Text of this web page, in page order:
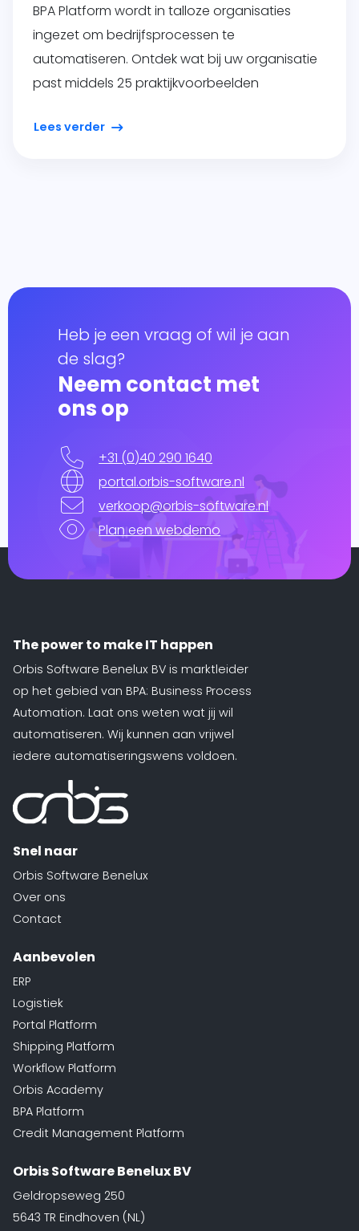
BPA Platform wordt in talloze organisaties
ingezet om bedrijfsprocessen te
automatiseren. Ontdek wat bij uw organisatie
past middels 25 praktijkvoorbeelden
Lees verder
Heb je een vraag of wil je aan
de slag?
Neem contact met
ons op
+31 (0)40 290 1640
portal.orbis-software.nl
verkoop@orbis-software.nl
Plan een webdemo
The power to make IT happen
Orbis Software Benelux BV is marktleider
op het gebied van BPA: Business Process
Automation. Laat ons weten wat jij wil
automatiseren. Wij kunnen aan vrijwel
iedere automatiseringswens voldoen.
Snel naar
Orbis Software Benelux
Over ons
Contact
Aanbevolen
ERP
Logistiek
Portal Platform
Shipping Platform
Workflow Platform
Orbis Academy
BPA Platform
Credit Management Platform
Orbis Software Benelux BV
Geldropseweg 250
5643 TR Eindhoven (NL)